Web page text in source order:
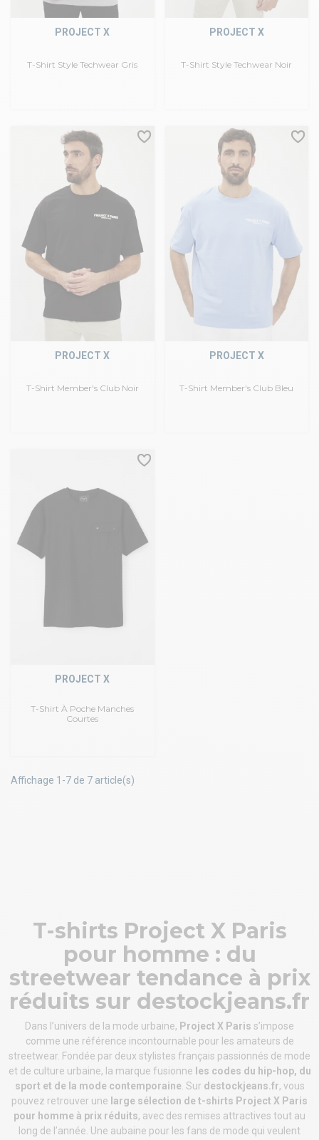
T-Shirt Style Techwear Gris
PROJECT X
T-Shirt Style Techwear Noir
PROJECT X
T-Shirt Member's Club Noir
PROJECT X
T-Shirt Member's Club Bleu
PROJECT X
T-Shirt À Poche Manches
Courtes
PROJECT X
Affichage 1-7 de 7 article(s)
T-shirts Project X Paris
pour homme : du
streetwear tendance à prix
réduits sur destockjeans.fr
Dans l’univers de la mode urbaine, Project X Paris s’impose
comme une référence incontournable pour les amateurs de
streetwear. Fondée par deux stylistes français passionnés de mode
et de culture urbaine, la marque fusionne les codes du hip-hop, du
sport et de la mode contemporaine. Sur destockjeans.fr, vous
pouvez retrouver une large sélection de t-shirts Project X Paris
pour homme à prix réduits, avec des remises attractives tout au
long de l’année. Une aubaine pour les fans de mode qui veulent